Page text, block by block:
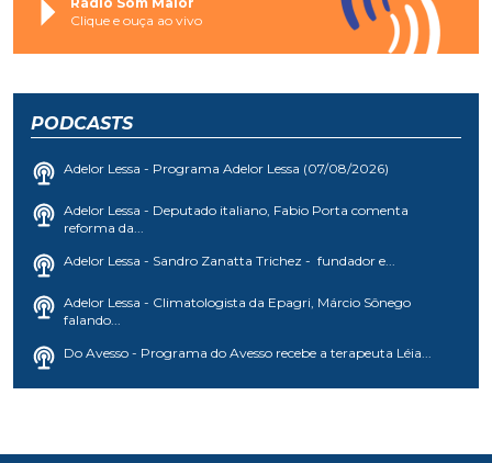
Clique e ouça ao vivo
PODCASTS
Adelor Lessa - Programa Adelor Lessa (07/08/2026)
Adelor Lessa - Deputado italiano, Fabio Porta comenta
reforma da...
Adelor Lessa - Sandro Zanatta Trichez - fundador e...
Adelor Lessa - Climatologista da Epagri, Márcio Sônego
falando...
Do Avesso - Programa do Avesso recebe a terapeuta Léia...